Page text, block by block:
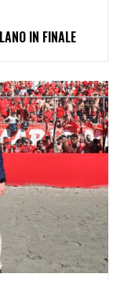
IN FINALE